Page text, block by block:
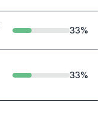
33%
33%